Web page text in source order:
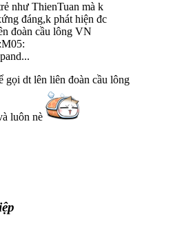
như ThienTuan mà k
đáng,k phát hiện đc
đoàn cầu lông VN
gọi dt lên liên đoàn cầu lông
luôn nè